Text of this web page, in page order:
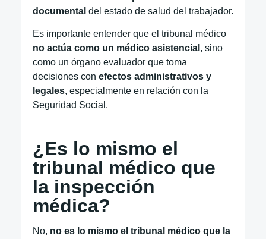
documental del estado de salud del trabajador.
Es importante entender que el tribunal médico
no actúa como un médico asistencial , sino
como un órgano evaluador que toma
decisiones con efectos administrativos y
legales, especialmente en relación con la
Seguridad Social.
¿Es lo mismo el
tribunal médico que
la inspección
médica?
No, no es lo mismo el tribunal médico que la